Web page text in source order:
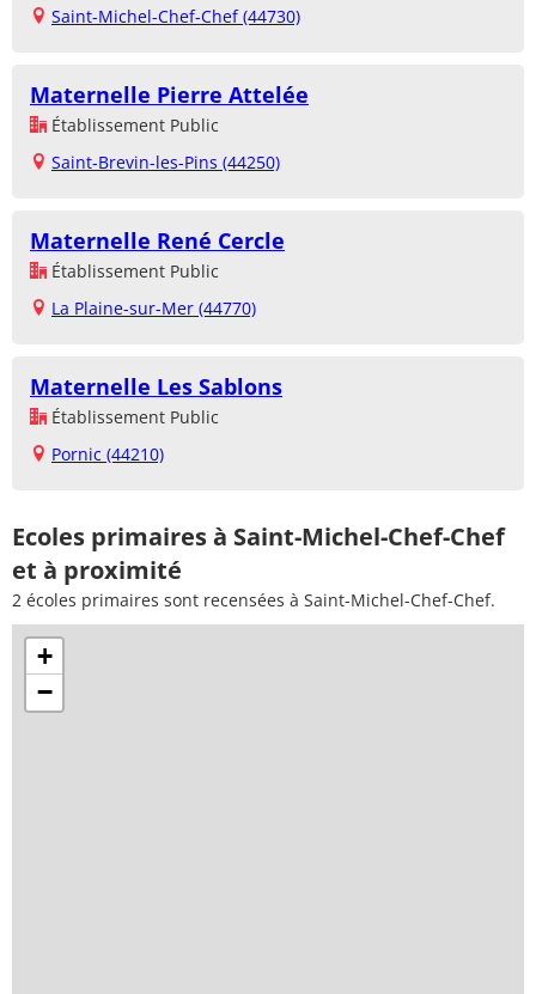
Saint-Michel-Chef-Chef (44730)
Maternelle Pierre Attelée
Établissement Public
Saint-Brevin-les-Pins (44250)
Maternelle René Cercle
Établissement Public
La Plaine-sur-Mer (44770)
Maternelle Les Sablons
Établissement Public
Pornic (44210)
Ecoles primaires à Saint-Michel-Chef-Chef
et à proximité
2 écoles primaires sont recensées à Saint-Michel-Chef-Chef.
+
−